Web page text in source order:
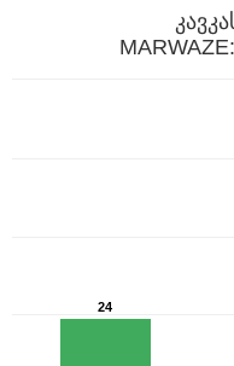
24